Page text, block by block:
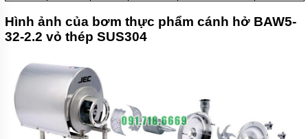
FORAS
MÁY
CHÌM
HÚT
NƯỚC
LEO
Hình ảnh của bơm thực phẩm cánh hở BAW5-
32-2.2 vỏ thép SUS304